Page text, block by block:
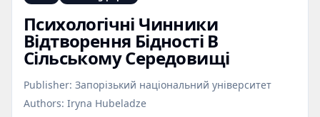
Психологічні Чинники
Відтворення Бідності В
Сільському Середовищі
Publisher: Запорізький національний університет
Authors: Iryna Hubeladze